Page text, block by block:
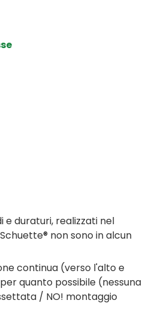
e duraturi, realizzati nel
non sono in alcun
continua (verso l'alto e
quanto possibile (nessuna
/ NO! montaggio